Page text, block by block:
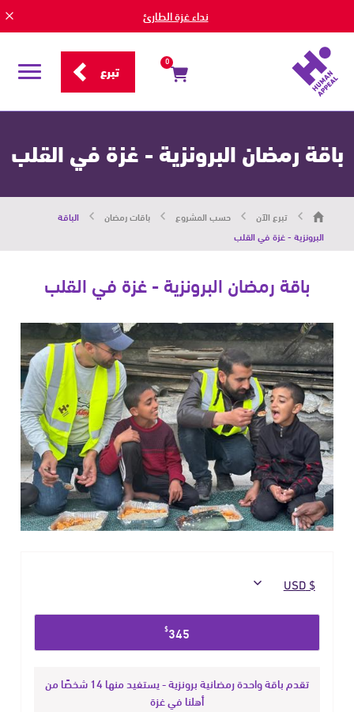
نداء غزة الطارئ
0 تبرع
قائمة
باقة رمضان البرونزية - غزة في القلب
هيومان
أبيل
|
حاضرون
من
الإنسان
تبرع الآن حسب المشروع باقات رمضان
الباقة
البرونزية - غزة في القلب
باقة رمضان البرونزية - غزة في القلب
حدد
التبرع
$345
تقدم باقة واحدة رمضانية برونزية - يستفيد منها 14 شخصًا من
أهلنا في غزة